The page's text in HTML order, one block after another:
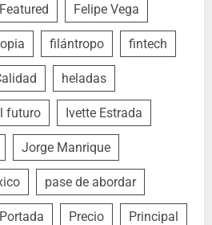
Featured Felipe Vega
filántropo fintech
heladas
futuro Ivette Estrada
Jorge Manrique
pase de abordar
Portada Precio Principal